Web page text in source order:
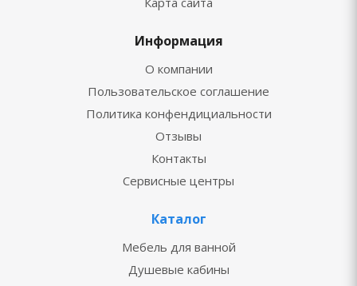
Информация
О компании
Пользовательское соглашение
Политика конфендициальности
Отзывы
Контакты
Сервисные центры
Каталог
Мебель для ванной
Душевые кабины